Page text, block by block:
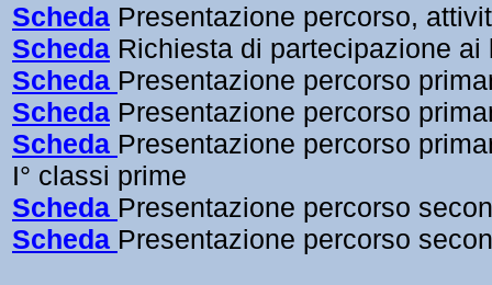
Scheda Presentazione percorso,
Scheda Richiesta di partecipazione ai
Scheda Presentazione percorso
Scheda Presentazione percorso
Scheda Presentazione percorso
I° classi prime
Scheda Presentazione percorso
Scheda Presentazione percorso